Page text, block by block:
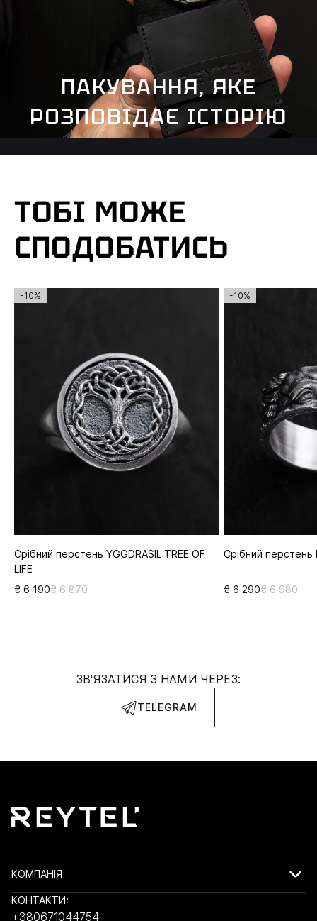
ПАКУВАННЯ, ЯКЕ
РОЗПОВІДАЄ ІСТОРІЮ
ТОБІ МОЖЕ
СПОДОБАТИСЬ
-10%
Срібний перстень YGGDRASIL TREE OF
LIFE
₴ 6 190₴ 6 870
-10%
Срібний перстень
₴ 6 290₴ 6 980
ЗВ'ЯЗАТИСЯ З НАМИ ЧЕРЕЗ:
TELEGRAM
КОМПАНІЯ
КОНТАКТИ:
+380671044754